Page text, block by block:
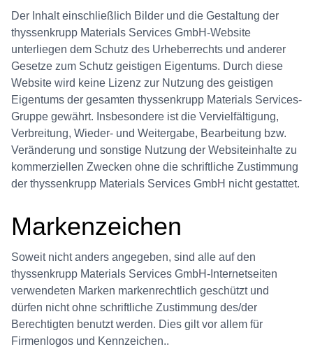
Der Inhalt einschließlich Bilder und die Gestaltung der
thyssenkrupp Materials Services GmbH-Website
unterliegen dem Schutz des Urheberrechts und anderer
Gesetze zum Schutz geistigen Eigentums. Durch diese
Website wird keine Lizenz zur Nutzung des geistigen
Eigentums der gesamten thyssenkrupp Materials Services-
Gruppe gewährt. Insbesondere ist die Vervielfältigung,
Verbreitung, Wieder- und Weitergabe, Bearbeitung bzw.
Veränderung und sonstige Nutzung der Websiteinhalte zu
kommerziellen Zwecken ohne die schriftliche Zustimmung
der thyssenkrupp Materials Services GmbH nicht gestattet.
Markenzeichen
Soweit nicht anders angegeben, sind alle auf den
thyssenkrupp Materials Services GmbH-Internetseiten
verwendeten Marken markenrechtlich geschützt und
dürfen nicht ohne schriftliche Zustimmung des/der
Berechtigten benutzt werden. Dies gilt vor allem für
Firmenlogos und Kennzeichen..